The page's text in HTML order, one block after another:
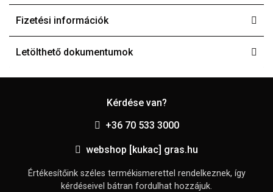
Fizetési információk
Letölthető dokumentumok
Kérdése van?
+36 70 533 3000
webshop [kukac] gras.hu
Értékesítőink széles termékismerettel rendelkeznek, így
kérdéseivel bátran fordulhat hozzájuk.